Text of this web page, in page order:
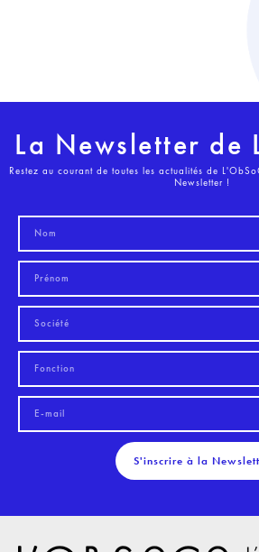
La Newsletter de
Restez au courant de toutes les actualités de
Newsletter !
S'inscrire à la